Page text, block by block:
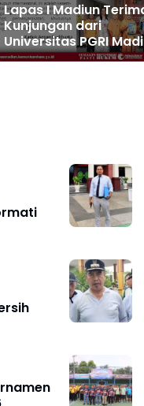
Lapas I Madiun
Kunjungan dari
Universitas PGRI
dan University of